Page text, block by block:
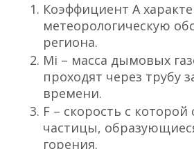
Коэффициент А
метеорологическую
региона.
Мi – масса дымовых
проходят через трубу
времени.
F – скорость с которой
частицы,
горения.